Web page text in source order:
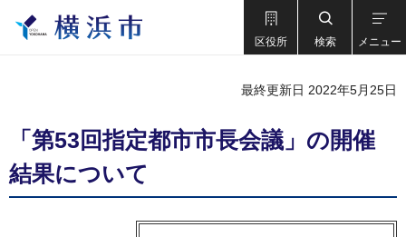
区役所 検索 メニュー
最終更新日 2022年5月25日
「第53回指定都市市長会議」の開催
結果について